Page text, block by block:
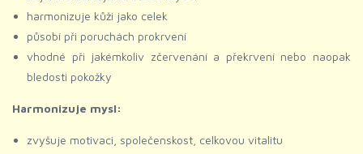
harmonizuje kůži jako celek
působí při poruchách prokrvení
vhodné při jakémkoliv zčervenání a překrvení nebo naopak
bledosti pokožky
Harmonizuje mysl:
zvyšuje motivaci, společenskost, celkovou vitalitu